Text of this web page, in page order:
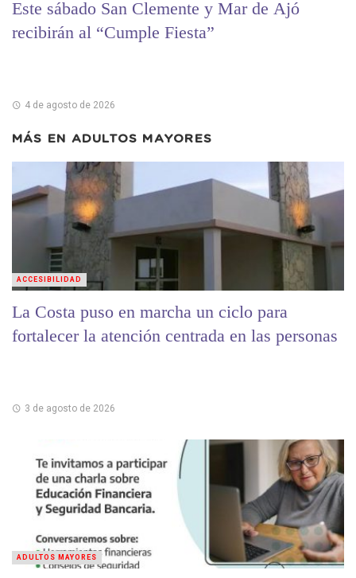
Este sábado San Clemente y Mar de Ajó
recibirán al “Cumple Fiesta”
4 de agosto de 2026
MÁS EN ADULTOS MAYORES
La Costa puso en marcha un ciclo para
fortalecer la atención centrada en las personas
3 de agosto de 2026
ACCESIBILIDAD
ADULTOS MAYORES